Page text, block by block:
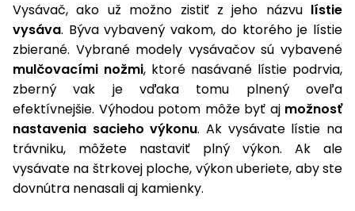
Príslušenstvo
Vysávač, ako už možno zistiť z jeho názvu lístie
vysáva. Býva vybavený vakom, do ktorého je lístie
zbierané. Vybrané modely vysávačov sú vybavené
mulčovacími nožmi, ktoré nasávané lístie podrvia,
zberný vak je vďaka tomu plnený oveľa
efektívnejšie. Výhodou potom môže byť aj možnosť
nastavenia sacieho výkonu. Ak vysávate lístie na
trávniku, môžete nastaviť plný výkon. Ak ale
vysávate na štrkovej ploche, výkon uberiete, aby ste
dovnútra nenasali aj kamienky.